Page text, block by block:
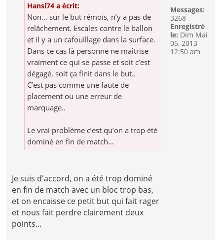
Hansi74 a écrit:
Non… sur le but rémois, n’y a pas de
relâchement. Escales contre le ballon
et il y a un cafouillage dans la surface.
Dans ce cas là personne ne maîtrise
vraiment ce qui se passe et soit c’est
dégagé, soit ça finit dans le but..
C’est pas comme une faute de
placement ou une erreur de
marquage..
Le vrai problème c’est qu’on a trop été
dominé en fin de match…
Je suis d'accord, on a été trop dominé
en fin de match avec un bloc trop bas,
et on encaisse ce petit but qui fait rager
et nous fait perdre clairement deux
points...
Messages:
3268
Enregistré
le: Dim Mai
05, 2013
12:50 am